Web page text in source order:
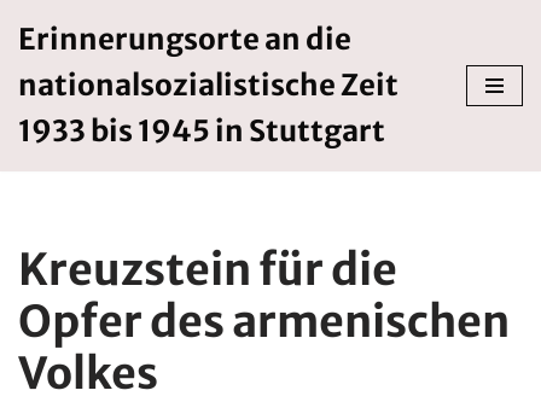
Inhalt
springen
Erinnerungsorte an die
nationalsozialistische Zeit
1933 bis 1945 in Stuttgart
Kreuzstein für die
Opfer des armenischen
Volkes